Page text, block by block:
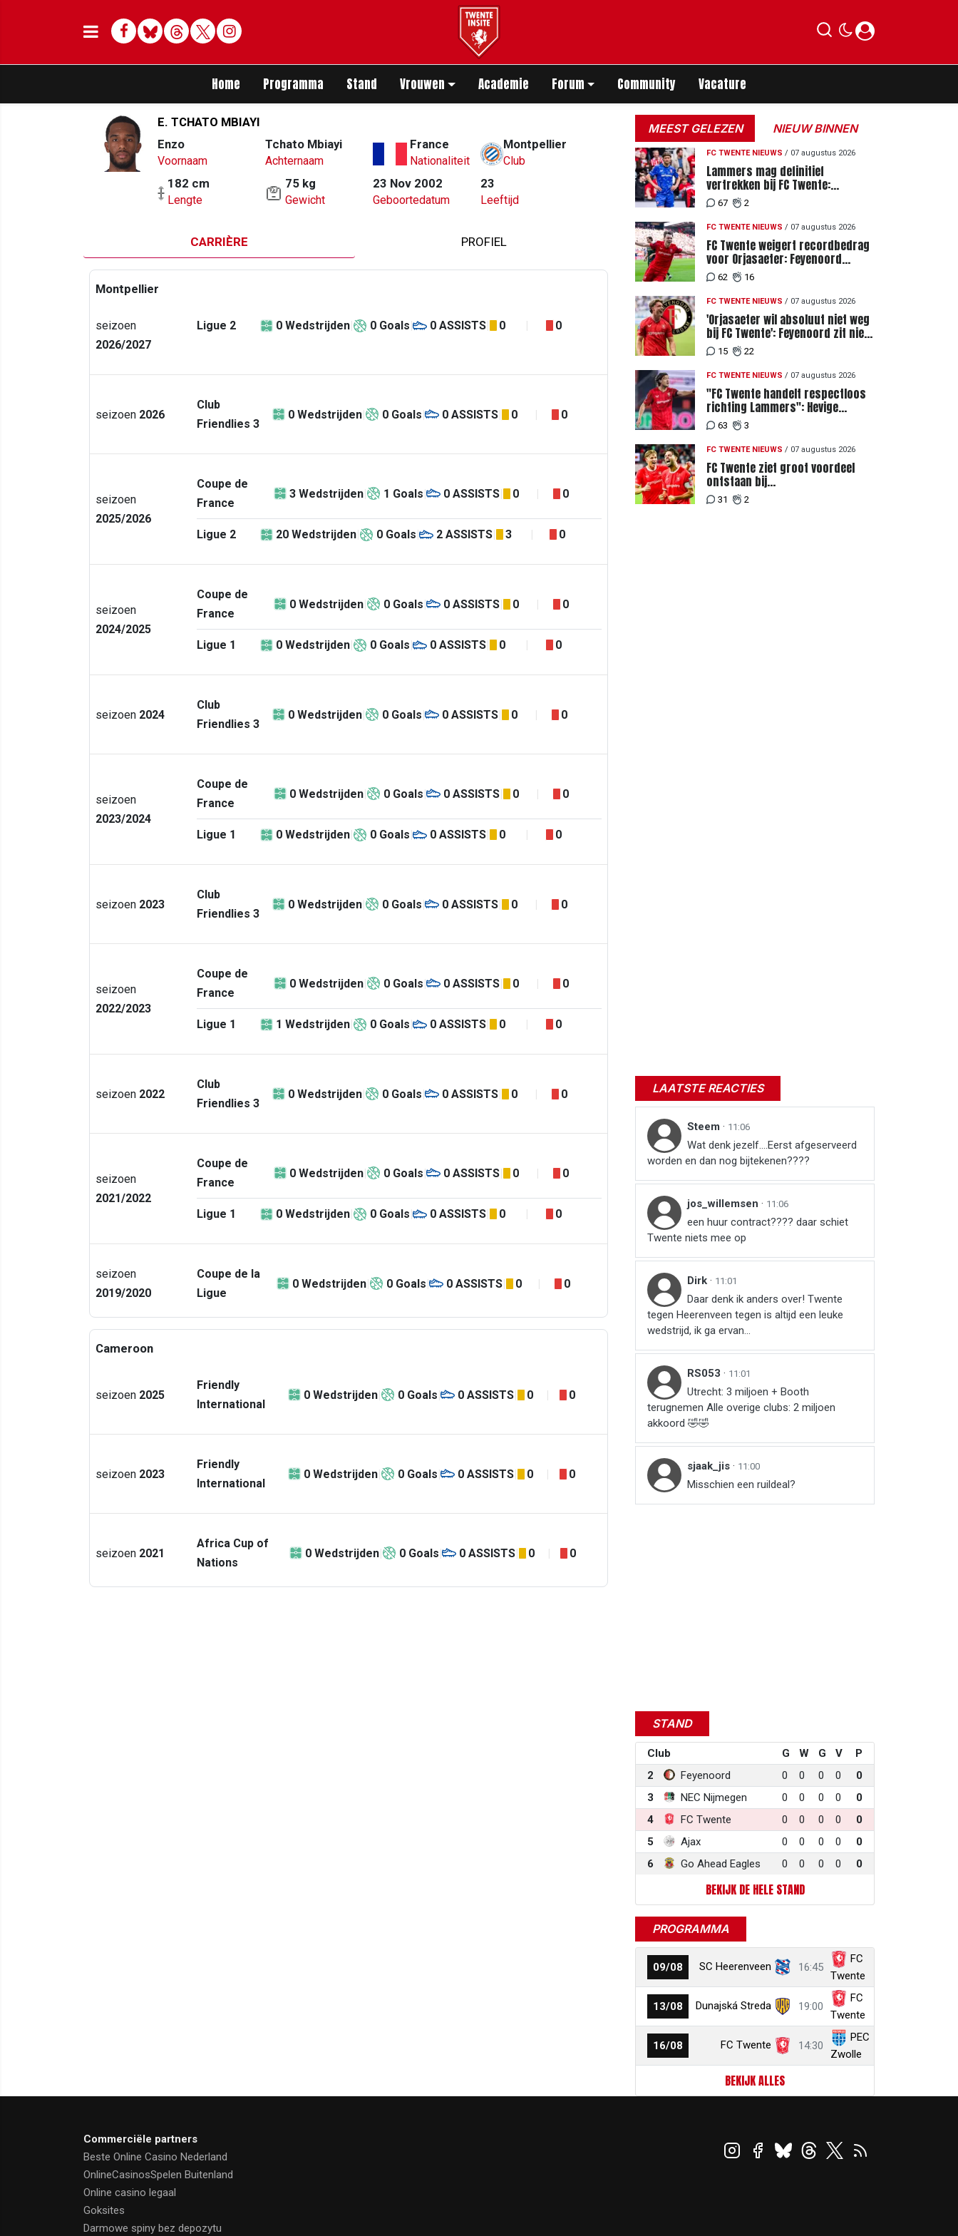
Facebook
BlueskyThreadsTwitterDelen op Whatsapp
Home Programma Stand Vrouwen Academie Forum Community Vacature
E. TCHATO MBIAYI
Enzo
Voornaam
Tchato Mbiayi
Achternaam
France
Nationaliteit
Montpellier
Club
182 cm
Lengte
75 kg
Gewicht
23 Nov 2002
Geboortedatum
23
Leeftijd
CARRIÈRE PROFIEL
Montpellier
seizoen
2026/2027
Ligue 2 0 Wedstrijden 0 Goals 0 ASSISTS 0 0
seizoen 2026
Club
Friendlies 3
0 Wedstrijden 0 Goals 0 ASSISTS 0 0
seizoen
2025/2026
Coupe de
France
3 Wedstrijden 1 Goals 0 ASSISTS 0 0
Ligue 2 20 Wedstrijden 0 Goals 2 ASSISTS 3 0
seizoen
2024/2025
Coupe de
France
0 Wedstrijden 0 Goals 0 ASSISTS 0 0
Ligue 1 0 Wedstrijden 0 Goals 0 ASSISTS 0 0
seizoen 2024
Club
Friendlies 3
0 Wedstrijden 0 Goals 0 ASSISTS 0 0
seizoen
2023/2024
Coupe de
France
0 Wedstrijden 0 Goals 0 ASSISTS 0 0
Ligue 1 0 Wedstrijden 0 Goals 0 ASSISTS 0 0
seizoen 2023
Club
Friendlies 3
0 Wedstrijden 0 Goals 0 ASSISTS 0 0
seizoen
2022/2023
Coupe de
France
0 Wedstrijden 0 Goals 0 ASSISTS 0 0
Ligue 1 1 Wedstrijden 0 Goals 0 ASSISTS 0 0
seizoen 2022
Club
Friendlies 3
0 Wedstrijden 0 Goals 0 ASSISTS 0 0
seizoen
2021/2022
Coupe de
France
0 Wedstrijden 0 Goals 0 ASSISTS 0 0
Ligue 1 0 Wedstrijden 0 Goals 0 ASSISTS 0 0
seizoen
2019/2020
Coupe de la
Ligue
0 Wedstrijden 0 Goals 0 ASSISTS 0 0
Cameroon
seizoen 2025
Friendly
International
0 Wedstrijden 0 Goals 0 ASSISTS 0 0
seizoen 2023
Friendly
International
0 Wedstrijden 0 Goals 0 ASSISTS 0 0
seizoen 2021
Africa Cup of
Nations
0 Wedstrijden 0 Goals 0 ASSISTS 0 0
MEEST GELEZEN NIEUW BINNEN
FC TWENTE NIEUWS / 07 augustus 2026
Lammers mag definitief
vertrekken bij FC Twente:
zaakwaarnemer krijgt deadline
vanwege komst vervanger
67 2
FC TWENTE NIEUWS / 07 augustus 2026
FC Twente weigert recordbedrag
voor Orjasaeter: Feyenoord
genoemd na megabod
62 16
FC TWENTE NIEUWS / 07 augustus 2026
'Orjasaeter wil absoluut niet weg
bij FC Twente': Feyenoord zit niet
achter recordbod
15 22
FC TWENTE NIEUWS / 07 augustus 2026
"FC Twente handelt respectloos
richting Lammers": Hevige
discussie rondom degradatie tot
derde spits
63 3
FC TWENTE NIEUWS / 07 augustus 2026
FC Twente ziet groot voordeel
ontstaan bij
Eredivisiewedstrijden tegen
Heerenveen en PEC Zwolle
31 2
LAATSTE REACTIES
Steem · 11:06
Wat denk jezelf....Eerst afgeserveerd
worden en dan nog bijtekenen????
jos_willemsen · 11:06
een huur contract???? daar schiet
Twente niets mee op
Dirk · 11:01
Daar denk ik anders over! Twente
tegen Heerenveen tegen is altijd een leuke
wedstrijd, ik ga ervan...
RS053 · 11:01
Utrecht: 3 miljoen + Booth
terugnemen Alle overige clubs: 2 miljoen
akkoord 🤣🤣
sjaak_jis · 11:00
Misschien een ruildeal?
STAND
Club G W G V
P
2
Feyenoord 0 0 0 0
0
3
NEC Nijmegen 0 0 0 0
0
4
FC Twente 0 0 0 0
0
5
Ajax 0 0 0 0
0
6
Go Ahead Eagles 0 0 0 0 0
BEKIJK DE HELE STAND
PROGRAMMA
09/08 SC Heerenveen 16:45
FC
Twente
13/08 Dunajská Streda 19:00
FC
Twente
16/08 FC Twente 14:30
PEC
Zwolle
BEKIJK ALLES
Commerciële partners
Beste Online Casino Nederland
OnlineCasinosSpelen Buitenland
Online casino legaal
Goksites
Darmowe spiny bez depozytu